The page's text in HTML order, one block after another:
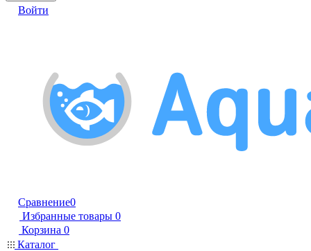
Войти
Сравнение0
Избранные товары 0
Корзина 0
Каталог